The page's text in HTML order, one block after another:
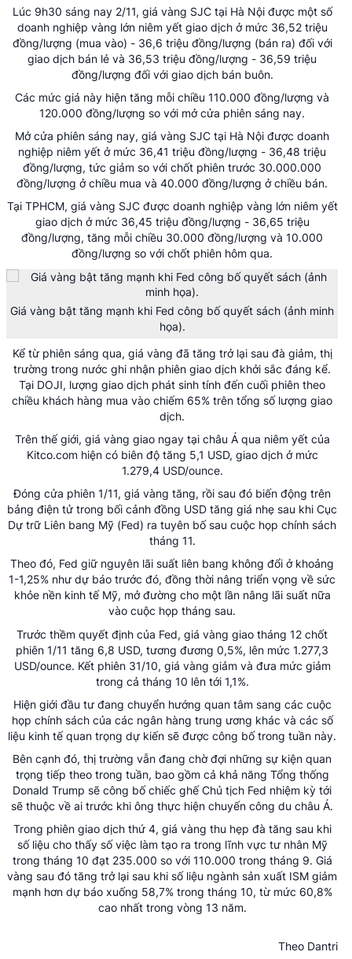
Lúc 9h30 sáng nay 2/11, giá vàng SJC tại Hà Nội được một số
doanh nghiệp vàng lớn niêm yết giao dịch ở mức 36,52 triệu
đồng/lượng (mua vào) - 36,6 triệu đồng/lượng (bán ra) đối với
giao dịch bán lẻ và 36,53 triệu đồng/lượng - 36,59 triệu
đồng/lượng đối với giao dịch bán buôn.
Các mức giá này hiện tăng mỗi chiều 110.000 đồng/lượng và
120.000 đồng/lượng so với mở cửa phiên sáng nay.
Mở cửa phiên sáng nay, giá vàng SJC tại Hà Nội được doanh
nghiệp niêm yết ở mức 36,41 triệu đồng/lượng - 36,48 triệu
đồng/lượng, tức giảm so với chốt phiên trước 30.000.000
đồng/lượng ở chiều mua và 40.000 đồng/lượng ở chiều bán.
Tại TPHCM, giá vàng SJC được doanh nghiệp vàng lớn niêm yết
giao dịch ở mức 36,45 triệu đồng/lượng - 36,65 triệu
đồng/lượng, tăng mỗi chiều 30.000 đồng/lượng và 10.000
đồng/lượng so với chốt phiên hôm qua.
Giá vàng bật tăng mạnh khi Fed công bố quyết sách (ảnh minh
họa).
Kể từ phiên sáng qua, giá vàng đã tăng trở lại sau đà giảm, thị
trường trong nước ghi nhận phiên giao dịch khởi sắc đáng kể.
Tại DOJI, lượng giao dịch phát sinh tính đến cuối phiên theo
chiều khách hàng mua vào chiếm 65% trên tổng số lượng giao
dịch.
Trên thế giới, giá vàng giao ngay tại châu Á qua niêm yết của
Kitco.com hiện có biên độ tăng 5,1 USD, giao dịch ở mức
1.279,4 USD/ounce.
Đóng cửa phiên 1/11, giá vàng tăng, rồi sau đó biến động trên
bảng điện tử trong bối cảnh đồng USD tăng giá nhẹ sau khi Cục
Dự trữ Liên bang Mỹ (Fed) ra tuyên bố sau cuộc họp chính sách
tháng 11.
Theo đó, Fed giữ nguyên lãi suất liên bang không đổi ở khoảng
1-1,25% như dự báo trước đó, đồng thời nâng triển vọng về sức
khỏe nền kinh tế Mỹ, mở đường cho một lần nâng lãi suất nữa
vào cuộc họp tháng sau.
Trước thềm quyết định của Fed, giá vàng giao tháng 12 chốt
phiên 1/11 tăng 6,8 USD, tương đương 0,5%, lên mức 1.277,3
USD/ounce. Kết phiên 31/10, giá vàng giảm và đưa mức giảm
trong cả tháng 10 lên tới 1,1%.
Hiện giới đầu tư đang chuyển hướng quan tâm sang các cuộc
họp chính sách của các ngân hàng trung ương khác và các số
liệu kinh tế quan trọng dự kiến sẽ được công bố trong tuần này.
Bên cạnh đó, thị trường vẫn đang chờ đợi những sự kiện quan
trọng tiếp theo trong tuần, bao gồm cả khả năng Tổng thống
Donald Trump sẽ công bố chiếc ghế Chủ tịch Fed nhiệm kỳ tới
sẽ thuộc về ai trước khi ông thực hiện chuyến công du châu Á.
Trong phiên giao dịch thứ 4, giá vàng thu hẹp đà tăng sau khi
số liệu cho thấy số việc làm tạo ra trong lĩnh vực tư nhân Mỹ
trong tháng 10 đạt 235.000 so với 110.000 trong tháng 9. Giá
vàng sau đó tăng trở lại sau khi số liệu ngành sản xuất ISM giảm
mạnh hơn dự báo xuống 58,7% trong tháng 10, từ mức 60,8%
cao nhất trong vòng 13 năm.
Theo Dantri